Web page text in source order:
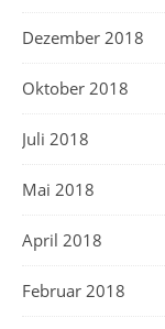
Dezember 2018
Oktober 2018
Juli 2018
Mai 2018
April 2018
Februar 2018